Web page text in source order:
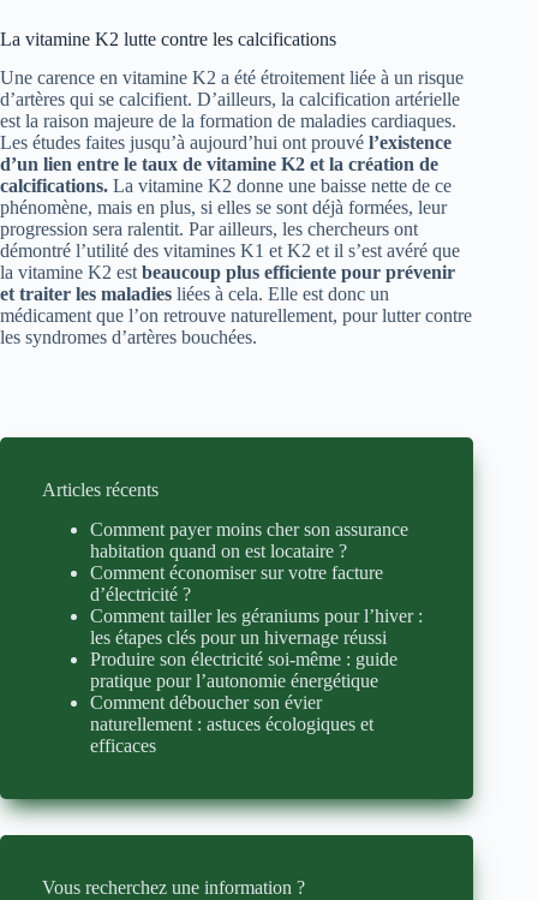
La vitamine K2 lutte contre les calcifications
Une carence en vitamine K2 a été étroitement liée à un risque
d’artères qui se calcifient. D’ailleurs, la calcification artérielle
est la raison majeure de la formation de maladies cardiaques.
Les études faites jusqu’à aujourd’hui ont prouvé l’existence
d’un lien entre le taux de vitamine K2 et la création de
calcifications. La vitamine K2 donne une baisse nette de ce
phénomène, mais en plus, si elles se sont déjà formées, leur
progression sera ralentit. Par ailleurs, les chercheurs ont
démontré l’utilité des vitamines K1 et K2 et il s’est avéré que
la vitamine K2 estbeaucoup plus efficiente pour prévenir
et traiter les maladies liées à cela. Elle est donc un
médicament que l’on retrouve naturellement, pour lutter contre
les syndromes d’artères bouchées.
Articles récents
Comment payer moins cher son assurance
habitation quand on est locataire ?
Comment économiser sur votre facture
d’électricité ?
Comment tailler les géraniums pour l’hiver :
les étapes clés pour un hivernage réussi
Produire son électricité soi-même : guide
pratique pour l’autonomie énergétique
Comment déboucher son évier
naturellement : astuces écologiques et
efficaces
Vous recherchez une information ?